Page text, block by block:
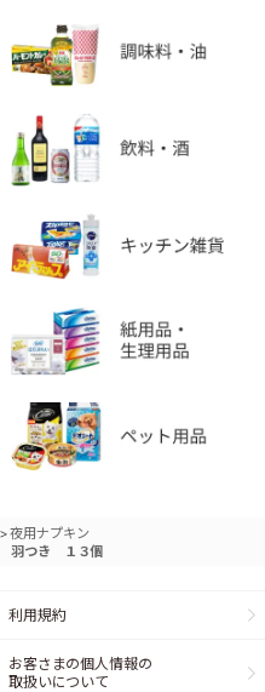
>夜用ナプキン
羽つき １３個
利用規約
お客さまの個人情報の
取扱いについて